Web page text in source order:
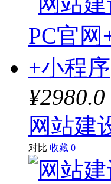
¥2980.0
网站建
对比 收藏 0